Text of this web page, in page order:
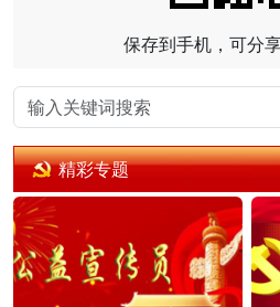
保存到手机，可分
精彩专题